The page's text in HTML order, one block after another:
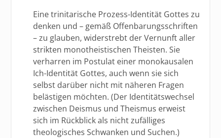
Eine trinitarische Prozess-Identität Gottes zu
denken und – gemäß Offenbarungsschriften
– zu glauben, widerstrebt der Vernunft aller
strikten monotheistischen Theisten. Sie
verharren im Postulat einer monokausalen
Ich-Identität Gottes, auch wenn sie sich
selbst darüber nicht mit näheren Fragen
belästigen möchten. (Der Identitätswechsel
zwischen Deismus und Theismus erweist
sich im Rückblick als nicht zufälliges
theologisches Schwanken und Suchen.)